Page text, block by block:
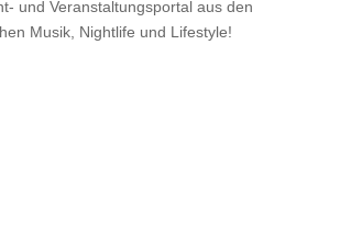
und Veranstaltungsportal aus den
Musik, Nightlife und Lifestyle!